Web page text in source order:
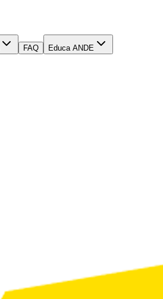
FAQ Educa ANDE